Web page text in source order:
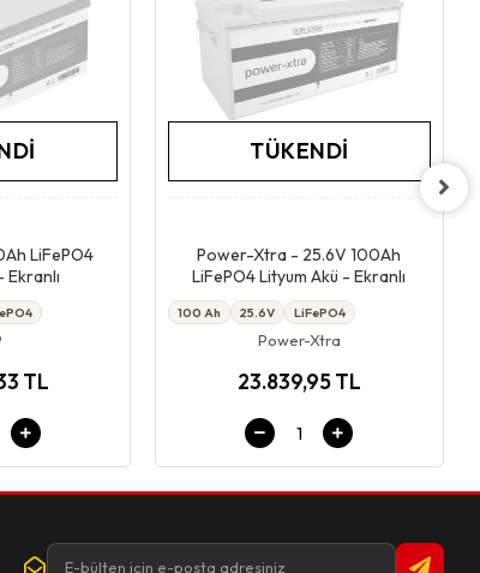
LiFePO4
Ekranlı
TL
TÜKENDI
Power-Xtra - 25.6V 100Ah
LiFePO4 Lityum Akü - Ekranlı
100 Ah 25.6V LiFePO4
Power-Xtra
23.839,95 TL